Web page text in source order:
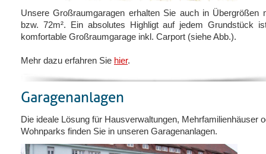
Unsere Großraumgaragen erhalten Sie auch in Übergrößen
bzw. 72m². Ein absolutes Highligt auf jedem Grundstück
komfortable Großraumgarage inkl. Carport (siehe Abb.).
Mehr dazu erfahren Sie hier.
Garagenanlagen
Die ideale Lösung für Hausverwaltungen, Mehrfamilienhäuser
Wohnparks finden Sie in unseren Garagenanlagen.